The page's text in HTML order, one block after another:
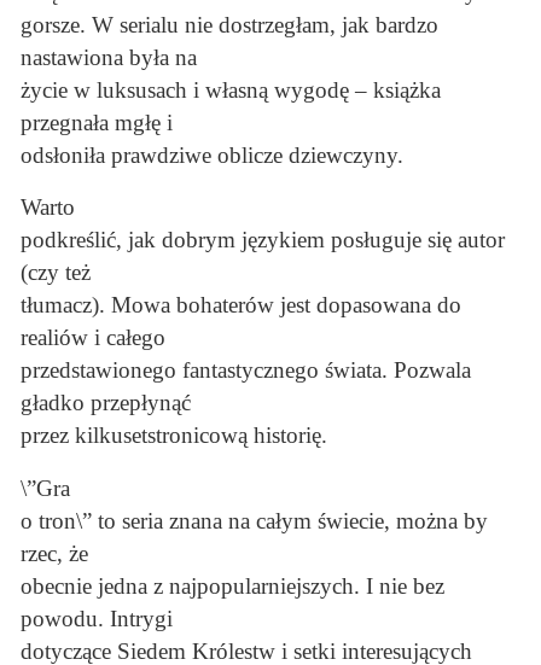
gorsze. W serialu nie dostrzegłam, jak bardzo
nastawiona była na
życie w luksusach i własną wygodę – książka
przegnała mgłę i
odsłoniła prawdziwe oblicze dziewczyny.
Warto
podkreślić, jak dobrym językiem posługuje się autor
(czy też
tłumacz). Mowa bohaterów jest dopasowana do
realiów i całego
przedstawionego fantastycznego świata. Pozwala
gładko przepłynąć
przez kilkusetstronicową historię.
\”Gra
o tron\” to seria znana na całym świecie, można by
rzec, że
obecnie jedna z najpopularniejszych. I nie bez
powodu. Intrygi
dotyczące Siedem Królestw i setki interesujących